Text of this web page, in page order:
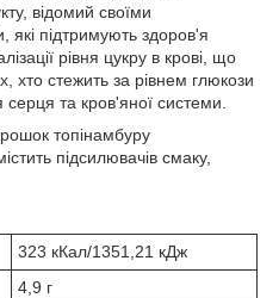
відомий своїми
які підтримують здоров'я
рівня цукру в крові, що
хто стежить за рівнем глюкози
та кров'яної системи.
топінамбуру
підсилювачів смаку,
323 кКал/1351,21 кДж
4,9 г